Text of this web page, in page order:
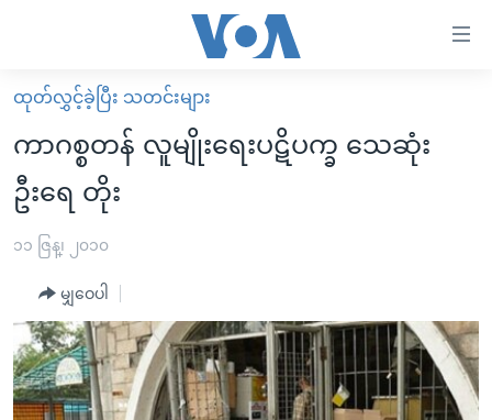
လွယ်ကူ
စေ
သည့်
Link
များ
အကြောင်းအရာ
သို့
ကျော်
ကြည့်
မူလစာမျက်နှာ
မြန်မာ
ကမ္ဘာ့သတင်းများ
နိုင်ငံတကာ
အစ္စရေး-ပါလက်စတိုင်း
ဗွီဒီယို
ရပ်ဝန်းတခု လမ်းတခု အလွန်
အင်္ဂလိပ်စာလေ့လာမယ်
အမေရိကန်သုံးအီဒီယံ
အပတ်စဉ်ကဏ္ဍများ
ထုတ်လွှင့်ခဲ့ပြီး သတင်းများ
ကာဂစ္စတန် လူမျိုးရေးပဋိပက္ခ သေဆုံး
ဦးရေ တိုး
၁၁ ဇြန္၊ ၂၀၁၀
မျှဝေပါ